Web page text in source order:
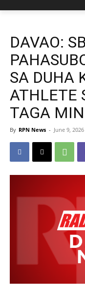
DAVAO:
SA DUHA
ATHLETE
TAGA
By RPN News - June 9, 2026